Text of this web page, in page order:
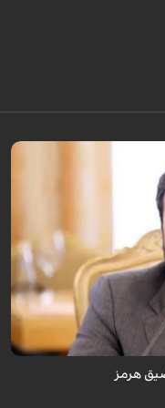
إن إيران لن تقبل بالتدخل
هرمز